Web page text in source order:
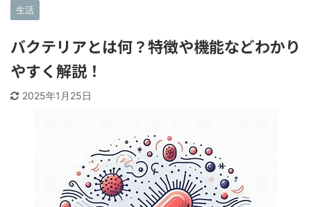
生活
バクテリアとは何？特徴や機能などわかり
やすく解説！
2025年1月25日